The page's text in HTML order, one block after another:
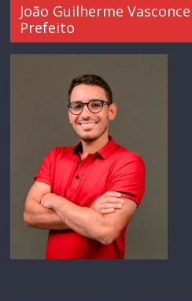
João Guilherme
Prefeito